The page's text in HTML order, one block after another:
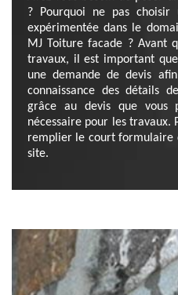
? Pourquoi ne pas
expérimentée dans le
MJ Toiture facade ? Avant
travaux, il est important que
une demande de devis
connaissance des détails
grâce au devis que vous
nécessaire pour les travaux.
remplier le court formulaire
site.